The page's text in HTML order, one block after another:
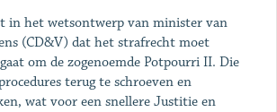
in het wetsontwerp van minister van
(CD&V) dat het strafrecht moet
om de zogenoemde Potpourri II. Die
terug te schroeven en
wat voor een snellere Justitie en